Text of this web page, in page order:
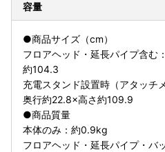
容量
●商品サイズ（cm）
フロアヘッド・延長パイプ含む
約104.3
充電スタンド設置時（アタッチ
奥行約22.8×高さ約109.9
●商品質量
本体のみ：約0.9kg
フロアヘッド・延長パイプ・バ